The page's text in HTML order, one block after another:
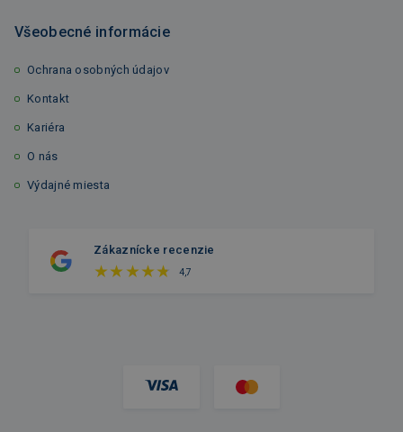
Všeobecné informácie
Ochrana osobných údajov
Kontakt
Kariéra
O nás
Výdajné miesta
Zákaznícke recenzie
4,7